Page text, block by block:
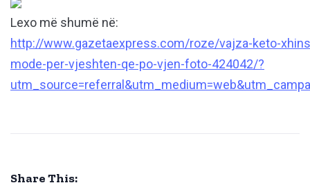
Lexo më shumë në:
http://www.gazetaexpress.com/roze/vajza-keto-
mode-per-vjeshten-qe-po-vjen-foto-424042/?
Share This: